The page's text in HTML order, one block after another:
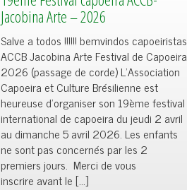
Jacobina Arte – 2026
Salve a todos !!!!!! bemvindos capoeiristas
ACCB Jacobina Arte Festival de Capoeira
2026 (passage de corde) L’Association
Capoeira et Culture Brésilienne est
heureuse d’organiser son 19ème festival
international de capoeira du jeudi 2 avril
au dimanche 5 avril 2026. Les enfants
ne sont pas concernés par les 2
premiers jours. Merci de vous
inscrire avant le […]